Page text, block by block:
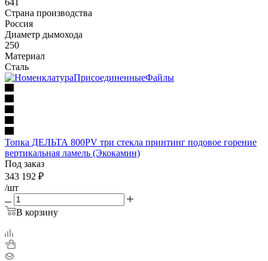
Страна производства
Россия
Диаметр дымохода
250
Материал
Сталь
Топка ДЕЛЬТА 800PV три стекла принтинг подовое горение
вертикальная ламель (Экокамин)
Под заказ
343 192 ₽
/шт
В корзину